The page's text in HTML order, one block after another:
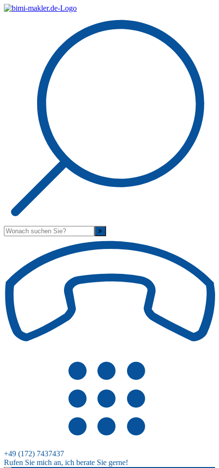
+49 (172) 7437437
Rufen Sie mich an, ich berate Sie gerne!